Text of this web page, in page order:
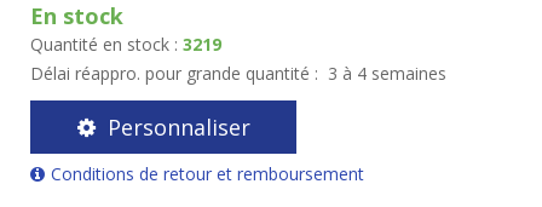
En stock
Quantité en stock : 3219
Délai réappro. pour grande quantité : 3 à 4 semaines
Personnaliser
Conditions de retour et remboursement